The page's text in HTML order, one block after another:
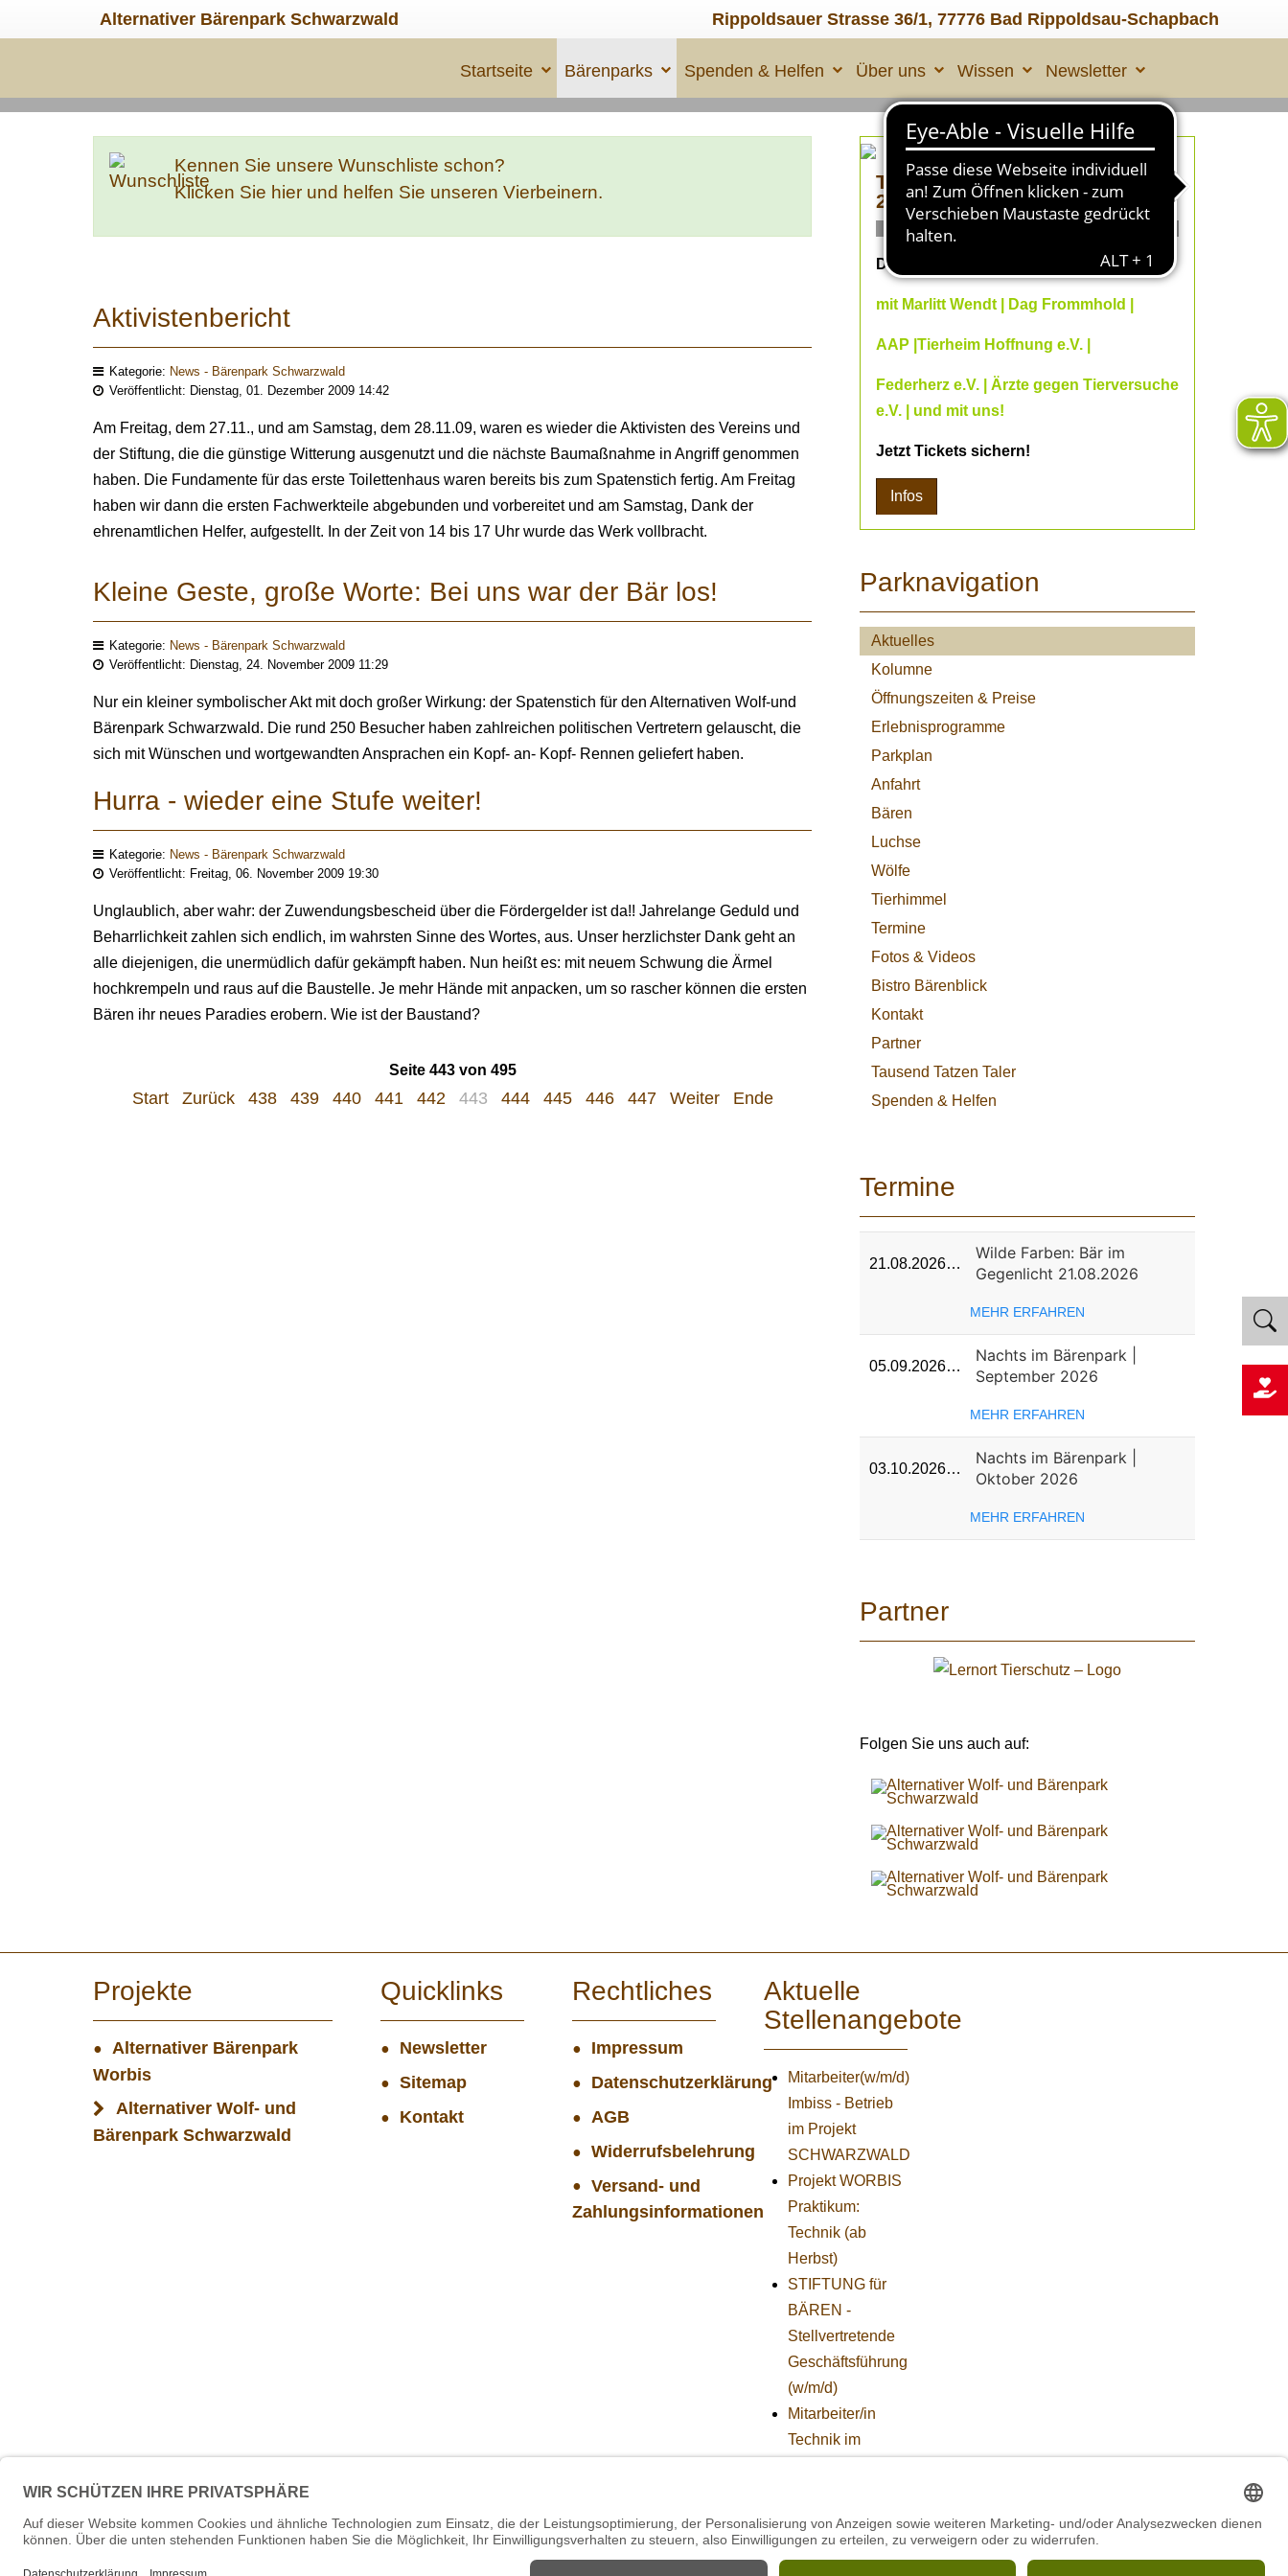
Alternativer Bärenpark Schwarzwald Rippoldsauer Strasse 36/1, 77776 Bad Rippoldsau-Schapbach
Startseite Bärenparks Spenden & Helfen Über uns Wissen Newsletter
Kennen Sie unsere Wunschliste schon?
Klicken Sie hier und helfen Sie unseren Vierbeinern.
Aktivistenbericht
Kategorie: News - Bärenpark Schwarzwald
Veröffentlicht: Dienstag, 01. Dezember 2009 14:42
Am Freitag, dem 27.11., und am Samstag, dem 28.11.09, waren es wieder die Aktivisten des Vereins und
der Stiftung, die die günstige Witterung ausgenutzt und die nächste Baumaßnahme in Angriff genommen
haben. Die Fundamente für das erste Toilettenhaus waren bereits bis zum Spatenstich fertig. Am Freitag
haben wir dann die ersten Fachwerkteile abgebunden und vorbereitet und am Samstag, Dank der
ehrenamtlichen Helfer, aufgestellt. In der Zeit von 14 bis 17 Uhr wurde das Werk vollbracht.
Kleine Geste, große Worte: Bei uns war der Bär los!
Kategorie: News - Bärenpark Schwarzwald
Veröffentlicht: Dienstag, 24. November 2009 11:29
Nur ein kleiner symbolischer Akt mit doch großer Wirkung: der Spatenstich für den Alternativen Wolf-und
Bärenpark Schwarzwald. Die rund 250 Besucher haben zahlreichen politischen Vertretern gelauscht, die
sich mit Wünschen und wortgewandten Ansprachen ein Kopf- an- Kopf- Rennen geliefert haben.
Hurra - wieder eine Stufe weiter!
Kategorie: News - Bärenpark Schwarzwald
Veröffentlicht: Freitag, 06. November 2009 19:30
Unglaublich, aber wahr: der Zuwendungsbescheid über die Fördergelder ist da!! Jahrelange Geduld und
Beharrlichkeit zahlen sich endlich, im wahrsten Sinne des Wortes, aus. Unser herzlichster Dank geht an
alle diejenigen, die unermüdlich dafür gekämpft haben. Nun heißt es: mit neuem Schwung die Ärmel
hochkrempeln und raus auf die Baustelle. Je mehr Hände mit anpacken, um so rascher können die ersten
Bären ihr neues Paradies erobern. Wie ist der Baustand?
Seite 443 von 495
Start Zurück 438 439 440 441 442 443 444 445 446 447 Weiter Ende
TIERLEID made in ÜBERALL
2
ONLINE Fachvorträge
Dein Online--Herbst 2026
mit Marlitt Wendt | Dag Frommhold |
AAP |Tierheim Hoffnung e.V. |
Federherz e.V. | Ärzte gegen Tierversuche
e.V. | und mit uns!
Jetzt Tickets sichern!
Infos
Parknavigation
Aktuelles
Kolumne
Öffnungszeiten & Preise
Erlebnisprogramme
Parkplan
Anfahrt
Bären
Luchse
Wölfe
Tierhimmel
Termine
Fotos & Videos
Bistro Bärenblick
Kontakt
Partner
Tausend Tatzen Taler
Spenden & Helfen
Termine
21.08.2026…
Wilde Farben: Bär im
Gegenlicht 21.08.2026
MEHR ERFAHREN
05.09.2026…
Nachts im Bärenpark |
September 2026
MEHR ERFAHREN
03.10.2026…
Nachts im Bärenpark |
Oktober 2026
MEHR ERFAHREN
Partner
Folgen Sie uns auch auf:
Projekte
Alternativer Bärenpark
Worbis
Alternativer Wolf- und
Bärenpark Schwarzwald
Quicklinks
Newsletter
Sitemap
Kontakt
Rechtliches
Impressum
Datenschutzerklärung
AGB
Widerrufsbelehrung
Versand- und
Zahlungsinformationen
Aktuelle
Stellenangebote
Mitarbeiter(w/m/d)
Imbiss - Betrieb
im Projekt
SCHWARZWALD
Projekt WORBIS
Praktikum:
Technik (ab
Herbst)
STIFTUNG für
BÄREN -
Stellvertretende
Geschäftsführung
(w/m/d)
Mitarbeiter/in
Technik im
Projekt WORBIS
Mitarbeiter*in